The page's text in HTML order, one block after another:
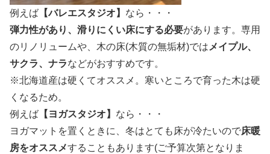
例えば 【バレエスタジオ】 なら・・・
弾力性があり、滑りにくい床にする必要があります。専用
のリノリュームや、木の床(木質の無垢材)では メイプル、
サクラ、ナラなどがおすすめです。
※北海道産は硬くてオススメ。寒いところで育った木は硬
くなるため。
例えば 【ヨガスタジオ】 なら・・・
ヨガマットを置くときに、冬はとても床が冷たいので床暖
房をオススメすることもあります(ご予算次第となりま